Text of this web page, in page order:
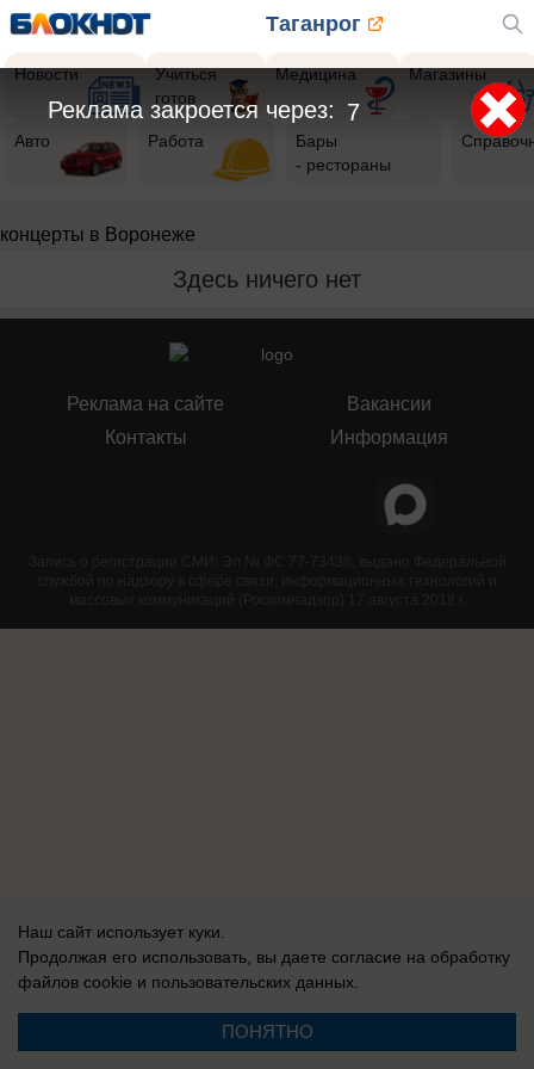
Таганрог
Новости
Учиться
готов
Медицина Магазины
Авто Работа
Бары
- рестораны
концерты в Воронеже
Здесь ничего нет
Реклама на сайте
Контакты
Вакансии
Информация
Запись о регистрации СМИ: Эл № ФС 77-73438, выдано Федеральной
службой по надзору в сфере связи, информационных технологий и
массовых коммуникаций (Роскомнадзор) 17 августа 2018 г.
Наш сайт использует куки.
Продолжая его использовать, вы даете согласие на обработку
файлов cookie и пользовательских данных.
ПОНЯТНО
7
Реклама закроется через: